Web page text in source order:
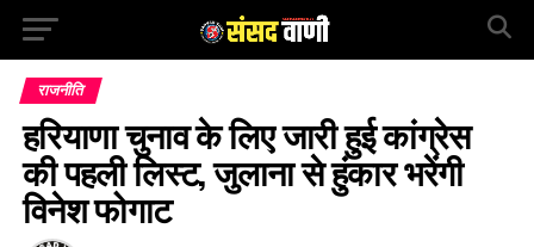
राजनीति
हरियाणा चुनाव के लिए जारी हुई कांग्रेस
की पहली लिस्ट, जुलाना से हुंकार भरेंगी
विनेश फोगाट